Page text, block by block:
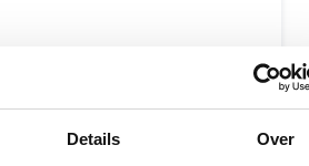
Details Over
7 dagen open